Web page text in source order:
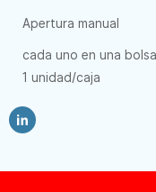
Apertura manual
cada uno en una
1 unidad/caja